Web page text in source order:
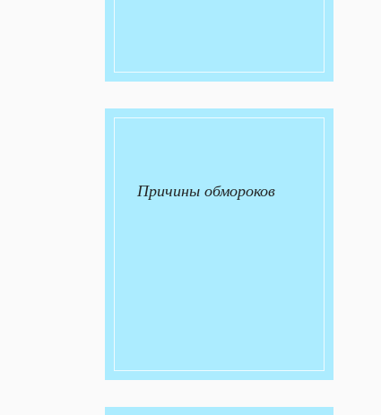
Причины обмороков